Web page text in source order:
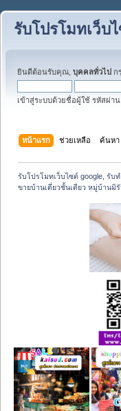
รับโปรโมทเว็บ
ยินดีต้อนรับคุณ, บุคคลทั่วไป ก
เข้าสู่ระบบด้วยชื่อผู้ใช้ รหัสผ่า
หน้าแรก ช่วยเหลือ ค้นหา
รับโปรโมทเว็บไซต์ google, รับ
ขายบ้านเดี่ยวชั้นเดียว หมู่บ้านมิ